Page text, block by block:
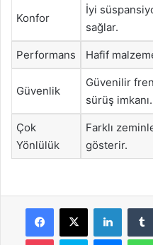
Konfor
İyi
sağlar.
Performans Hafif
Güvenlik
Güvenilir
sürüş imkanı.
Çok
Yönlülük
Farklı
gösterir.
Facebook
X
Pocket Skype